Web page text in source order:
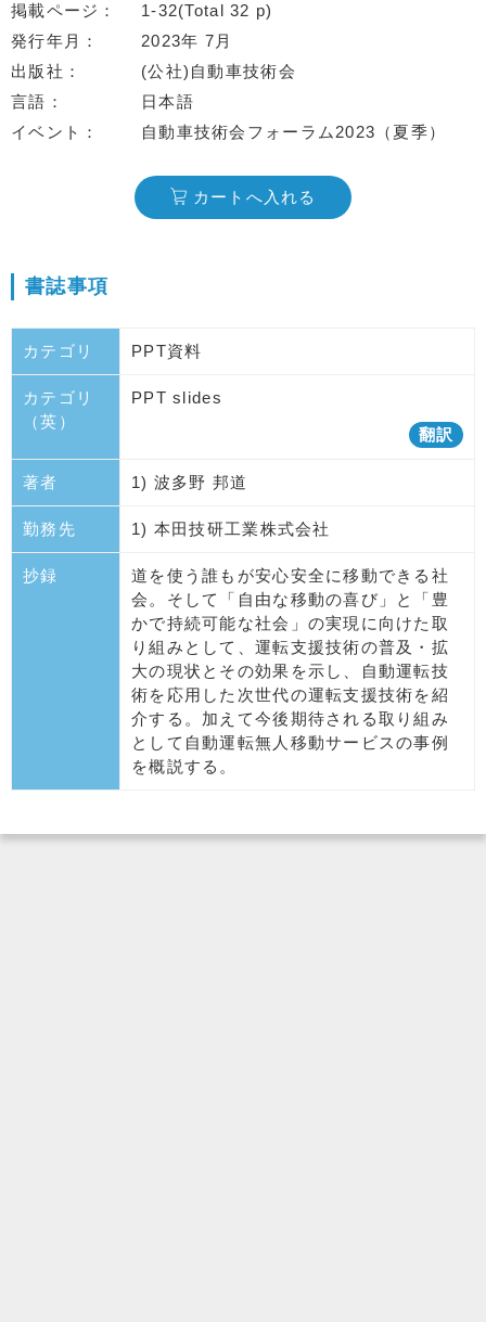
掲載ページ
1-32(Total 32 p)
発行年月
2023年 7月
出版社
(公社)自動車技術会
言語
日本語
イベント
自動車技術会フォーラム2023（夏季）
カートへ入れる
書誌事項
カテゴリ PPT資料
カテゴリ
（英）
PPT slides
翻訳
著者 1) 波多野 邦道
勤務先 1) 本田技研工業株式会社
抄録
道を使う誰もが安心安全に移動できる社
会。そして「自由な移動の喜び」と「豊
かで持続可能な社会」の実現に向けた取
り組みとして、運転支援技術の普及・拡
大の現状とその効果を示し、自動運転技
術を応用した次世代の運転支援技術を紹
介する。加えて今後期待される取り組み
として自動運転無人移動サービスの事例
を概説する。